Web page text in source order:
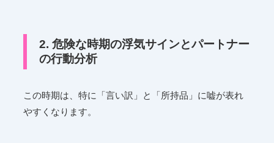
2. 危険な時期の浮気サインとパートナー
の行動分析
この時期は、特に「言い訳」と「所持品」に嘘が表れ
やすくなります。